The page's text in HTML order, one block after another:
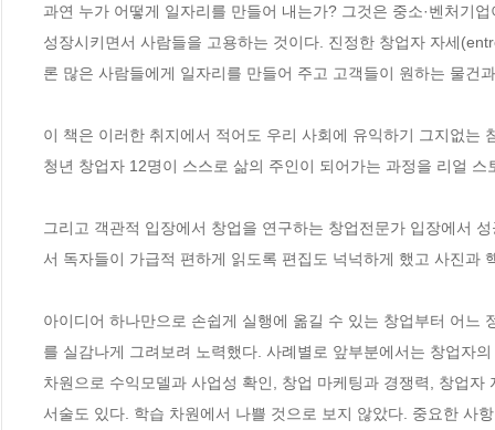
과연 누가 어떻게 일자리를 만들어 내는가? 그것은 중소·벤처기
성장시키면서 사람들을 고용하는 것이다. 진정한 창업자 자세
론 많은 사람들에게 일자리를 만들어 주고 고객들이 원하는 물
이 책은 이러한 취지에서 적어도 우리 사회에 유익하기 그지없는
청년 창업자 12명이 스스로 삶의 주인이 되어가는 과정을 리얼 스
그리고 객관적 입장에서 창업을 연구하는 창업전문가 입장에서
서 독자들이 가급적 편하게 읽도록 편집도 넉넉하게 했고 사진과
아이디어 하나만으로 손쉽게 실행에 옮길 수 있는 창업부터 어느
를 실감나게 그려보려 노력했다. 사례별로 앞부분에서는 창업자
차원으로 수익모델과 사업성 확인, 창업 마케팅과 경쟁력, 창업
서술도 있다. 학습 차원에서 나쁠 것으로 보지 않았다. 중요한 사